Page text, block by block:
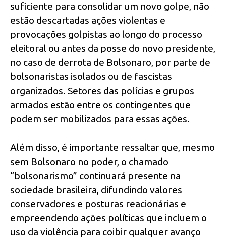
suficiente para consolidar um novo golpe, não
estão descartadas ações violentas e
provocações golpistas ao longo do processo
eleitoral ou antes da posse do novo presidente,
no caso de derrota de Bolsonaro, por parte de
bolsonaristas isolados ou de fascistas
organizados. Setores das polícias e grupos
armados estão entre os contingentes que
podem ser mobilizados para essas ações.
Além disso, é importante ressaltar que, mesmo
sem Bolsonaro no poder, o chamado
“bolsonarismo” continuará presente na
sociedade brasileira, difundindo valores
conservadores e posturas reacionárias e
empreendendo ações políticas que incluem o
uso da violência para coibir qualquer avanço